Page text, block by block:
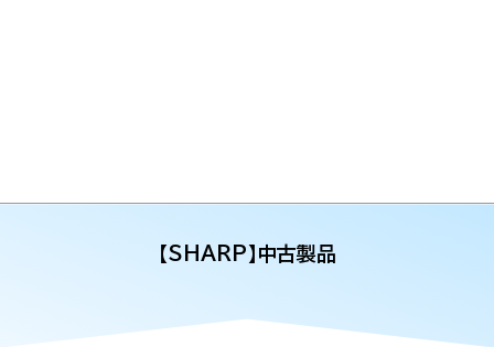
【SHARP】中古製品